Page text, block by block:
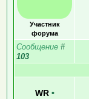
Участник
форума
Сообщение #
103
WR •